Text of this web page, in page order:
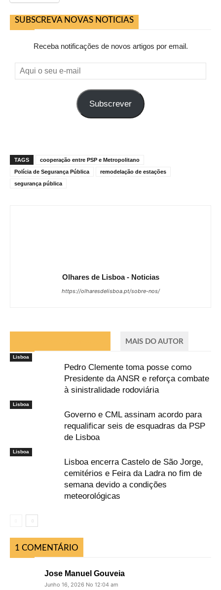
SUBSCREVA NOVAS NOTICIAS
Receba notificações de novos artigos por email.
Aqui
o
Subscrever
TAGS
cooperação entre PSP e Metropolitano
Polícia de Segurança Pública
remodelação de estações
segurança pública
Olhares de Lisboa - Noticias
https://olharesdelisboa.pt/sobre-nos/
MAIS DO AUTOR
Lisboa
Pedro Clemente toma posse como
Presidente da ANSR e reforça combate
à sinistralidade rodoviária
Lisboa
Governo e CML assinam acordo para
requalificar seis de esquadras da PSP
de Lisboa
Lisboa
Lisboa encerra Castelo de São Jorge,
cemitérios e Feira da Ladra no fim de
semana devido a condições
meteorológicas
1 COMENTÁRIO
Jose Manuel Gouveia
Junho 16, 2026 No 12:04 am